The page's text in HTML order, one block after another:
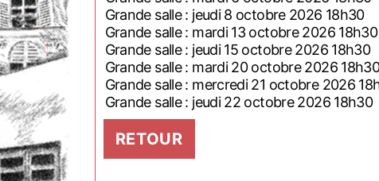
Grande salle : jeudi 8 octobre 2026 18h30
Grande salle : mardi 13 octobre 2026 18h30
Grande salle : jeudi 15 octobre 2026 18h30
Grande salle : mardi 20 octobre 2026
Grande salle : mercredi 21 octobre 2026
Grande salle : jeudi 22 octobre 2026 18h30